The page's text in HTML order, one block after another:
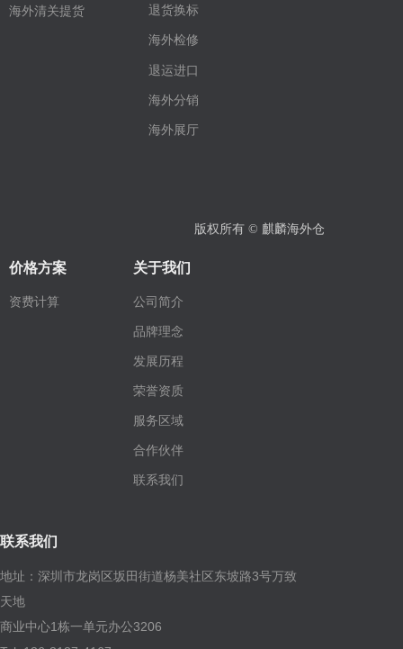
海外清关提货 退货换标
海外检修
退运进口
海外分销
海外展厅
联系我们
地址：深圳市龙岗区坂田街道杨美社区东坡路3号万致
天地
商业中心1栋一单元办公3206
价格方案
资费计算
关于我们
公司简介
品牌理念
发展历程
荣誉资质
服务区域
合作伙伴
联系我们
版权所有 © 麒麟海外仓